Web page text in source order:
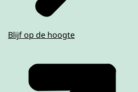
Blijf op de hoogte